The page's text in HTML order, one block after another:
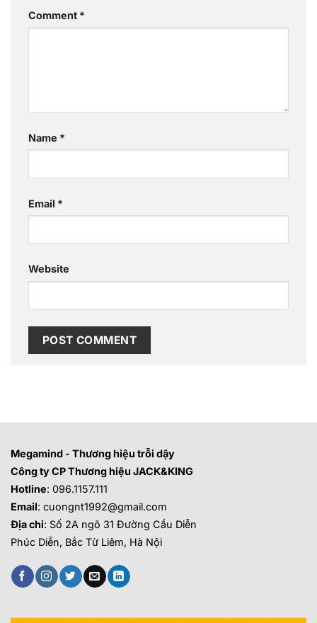
Comment *
Name *
Email *
Website
Megamind - Thương hiệu trỗi dậy
Công ty CP Thương hiệu JACK&KING
Hotline: 096.1157.111
Email: cuongnt1992@gmail.com
Địa chỉ: Số 2A ngõ 31 Đường Cầu Diễn
Phúc Diễn, Bắc Từ Liêm, Hà Nội